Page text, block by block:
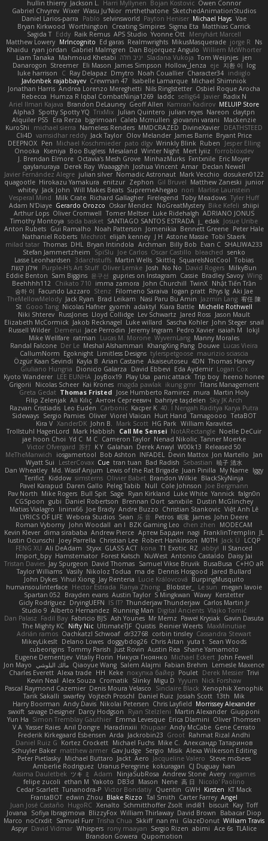
hullin thierry Jackson L. Harri Myllynen Bojan Kostovic Owen Connor
Gabriel Chvyrev Wixer Wasu Ju'Nior mrthethatone SketchedAnimationStudios
Daniel Larios-parra
Pablo selvinsworld Payton Heniser Michael Hays Vae
Bryan Kirkwood Worthington Creating Simpires Sigma Eta Matthias Carrick
Sagida T Eddy Raik Remus APS Studio Yvonne Ott Menyhárt Marcell
Matthew Lowery MrIncognito Ed garas Realmwrights MikusMasquerade jorge R
Ns
Khaidu ryan jordan Gabriel Malmgren Dan Bojorquez Angulo Williem McWhorter
Liam Tanaka
Mahmoud Khetabi יניב חלה Sladana Vukoja Tom Weijnjes jen
Danarogon Streemer Eli Mason James Simpson Hollow_Jenza eje 지환 이 log
luke harrison
C Ray Delapaz Dmytro Noah Couallier Character34 indiiglo
Javlonbek rajabbayev Crewman 47 Isabelle Lamarque Michael Shimniok
Jonathan Harris Andrea Lorenzo Mereghetti Nils Ringlstetter Osbiel Roque Arocha
Rebecca Humza R Iqbal CombatNinja1269 laddc sellig64 Javier Radix N
Ariel Ilmari Kajava Brandon DeLauney Geoff Allen Kamran Kadirov MELUIP Store
Alpha3 Spotty Spotty YQ TrixMix Julian Quintero julian reyes Nareon claytpn
Alquiler PS5
Era Rerza bjgrimoari Caleb Mcmullen giovanni varani
Mackenzie
KuroShi
michael sierra Nameless Renders MMDCRAZED DivineXavier DEATHSTEED
Cli4D vamsidhar reddy Jack Taylor Olov Melander James Barrie Bryant Price
DEEPNOX Pen Michael Koschmieder pato dlgv Wrinkly Blink Ruben
Jesper Elling
Onooka
Kseniya Boo Bugless Mesaland Winter Night Mert İyiiz forrobloxdev
J. Brendan Elmore Octavia's Mesh Grove MinhazMurks Fxntxnile Eric Moyer
qaylanuraya
Derek Ray Waaagghh Joshua Vincent Amar Declan Newell
Javier Fernández Alegre julian silver Nomadic Astronaut Mark Vecchio dosuken0122
quagootle Hirokazu Yamakura enitzur Zephon Gil Bruvel Matthew Zaneski junior
whitey Jack John Will Makes Beats SupremeAhegao nori
Marlise Launstein
Vesperal Mind
Milk Crate Richard Gallagher Firelegend Toby Meadows Tyler Huff
Adam N'Diaye Gerardo Orozco Oskar Mendez NoGreatMystery Bike Kefeli shiipi
Arthur Lops Oliver Cromwell Tomer Meltser Luke Ridehalgh ADRIANO JONUS
Timothy Montoya soda basket SANTIAGO SANTOS ESTRADA j_ edak Josue Uribe
Anton Rubets Gui Ramalho Noah Patterson Jomenikia Bennett Greene Peter Hale
Nathaniel Roberts Mechrot elijah kenney J H Astone Massie Tobi Staerk
milad tatar Thomas DHL Bryan Intindola Archman Billy Bob Evan C SHALIWA233
Stefan Jammertzheim
SpiSlu Joe Carlos Oscar Castillo bleached senko
Lasse Leonhardsen
3darchstuffs Martin Wells Skittlq SquareIsNotCool Tobias
אילון קשת
Purple-H's Art Stuff Oliver Lemke Josh No No David Rogers MilkyBun
Eddie Benton Sam Biggins 윤구선 gupries on Instagram Cassie Bradley Savoy Wing
Beehhhh112
Chikato 710 imma zamora John Churchill TwinX Nhật Tiến Trần
승하 이 Facundo Lazzaro Stenz Filomeno Saraiva logan pratt Rhys lg Aki Jae
TheMellowMelody Jack Ryan Brad Leikam Nasi Paru Bu Amin Jazmin Lang 宥任 陳
St Gooo Tang Nicolas Hafner gyomh adaktyl Kiara Battle Michelle Rothwell
Niki Shterev RussJones Lloyd Collidge Lev Schwartz Jared Ross Jason Mault
Elizabeth McCormick Jakob Recknagel Luke willard Sascha Kohler John Steger snail
Russell Wilder Demerui Jace Perrodin Jeremy Ingram Pedro Xavier isaiah M
lokjl
Mike Wellfare ratman Lucas M. Morone WyvernLang Manny Morales
Randal Falcone Der Le Meshal Alshammari KhangXing Pang Douwe Lucas Vieira
CallumNorm Egoknight Limitless Designs tylerspetgoose maurizio sciascia
Özgür Kaan Sevindi Kayla B Arian Castane Akaiseutoseu 4DN Thomas Harvey
Giuliano Hungria Dionicio Galarza David Ebbevi Eda Aydemir Logan Cox
Kyoto Wanderer LEE EUNHA JoyBox19 Play Usa panic attack Trip boy heeno honee
Grigorii
Nicolas Scheer Kai Krones magda pawlak ikung gmr Titans Management
Greta Gedat Thomas Fristed Jose Humberto Ramirez mura Martin Holy
Filip Zelenjak Ali Kılıç Антон Сергеевич bahriye taşdelen Sky JK Arch
Razvan Cristiadis Leo Euden Carbonic Kacper K 40. I Nengah Raditya Karya Putra
Sideways Sergio Pamies Oliver Viorel Vlaican Hurt Hand Tamagoooo TetaBOT
Kira V XanderDK John B. Mark Scott HG Park William Karavites
Trollstuhl HagenLord Mark Habbish Call Me Sensei NotARectangle Noelle DeCuir
jae hoon Choi Yd C M C Cameron Taylor Nenad Nikolic Tanner Moerke
Victor Ofvergard 苏打 K Y Galahan Derek Anwyl W00k13 Released 50
MeTheManwich
iosgamertool Bob Ashton INFADEL Devin Mattox Jon Martello
Jan
Wyatt Sui
LesterCovax Cue tran tuan Bad Radish Sebastian 暁子 清水
Dan Wheatley Md. Wasif Anjum Lewis of the Rat Brigade Juan Pinilla My Name Iggy
Terifict Kiddow simsterns Olivier Babet Brandon Wilkie BlackSkyNinja
Pavel Karapud Daren Gallo Peleg Tabib Null Cole Johnson Joe Bergmann
Pav North Mike Rogers Bull Spit Sage Ryan Kirkland Luke White Yannick falgn0n
CGSpoon gubi Daniel Robertson Brennan Oort sanxbile Dustin McGlinchey
Matias Vialagro
lininx66 Joe Brady Andre Buzzo Christian Stankovic Việt Anh Lê
LYRICS OF LIFE Webora Studios Sean 乐 音 Petros 眠瓏 James John Deere
Roman Vyborny John Woodall an l BZK Gaming Leo chen zhen
MODECAM
Kevin Klever dima sirababa Andrew Pierce Артем Бардин nagi FranklinTremplin JL
Iustin Ocunschi
Joey Parrella Christian Lee Robert Hankinson M0TH Jack Ü
LCQP
FENG XU Ali DeAdam Styxx GLASS ACT kona T1 Exotic RZ abby! ll Stanced
Import_bpy Hamsternator Forest Katsch NuWest Antonio Castaldo Daisy Jai
Tristan Davies Jay Spurgeon David Thomas Samuel Vikse Bruvik BusaBusa C+HO aR
Taylor Williams Vasily Nikoloz Todua ma de Dennis Hosgood
Jared Bullard
John Dykes Yihui Xiong Jay Renteria Lucie Královcová BurpingMusquito
humansoulinterface Hector Estrada Ranya Zhong _Blobster_ Le sun
megan lavoie
Spartan 052
Brayden evans Austin Taylor S Mingkwan Wawy Kerstetter
Gicly Rodríguez DryingUEFN IS IT? Thunderjaw Thunderjaw Carlos Martin Jr
Studio 9 Alberto Hernandez Running Man Digital Ancients Vlajko Tomić
Dan Palasz Fadil Bay Fabricio BJS Ash Younes Mr Memz Paweł Krysiak Gavin Dasuta
The Mighty KC Nifty Nic UltimateTJF Quistis Reinier Weerts MaxMinutiae
Adrián ramos Oachkatzl Schwoaf dr32768 corbin tinsley Cassandra Stewart
MikeyLikesIt Delano Lowes doggybdog26 Chris Aitan yuta t Sean Woods
cubeorigins Tommy Parish Just Rovin Austin Rea Shane Yamamoto
Eugene Dementjev Vitaliy Florin Никуся Гноянко Michael Eckert John Fewell
Jon Mayo مالك البلوشي Qiaoyue Wang Salem Alajmi Fabian Brehm
Lemesle Maxence
Charles Everett Alexa trade HH Keke покупка байер Poulet Derek Messier Trivi
Kevin Neal Alex Souza Cromatik Slinky Migu D Yyyum Nick Forshaw
Pascal Raymond Cazemier Denis Moura Velasco Sinclaire Black Xenophik Xenophik
Tarik Sakalli swarfey Vojtech Proschl Daniel Ruiz Josiah Scott 13th
Mik
Harry Boorman Andy Davis Nikolai Petersen Chris Layfield Morrissey Alexander
swxift savage Designer Darcy Hodgson Ryan Stelzleni Martin Alexander Giupponi
Yun Ha Simon Tremblay Gauthier Emma Levesque Erica Dlamini Oliver Thomsen
V A Yasser Raies Anil Dongre Haradinxiii Khupaar Andy McCabe Gene Cerrato
Frederik Kirkegaard Esbensen Arda Jackrobin23 Groot Rahmat Rizal Andhi
Daniel Ruiz G Kortez Crockett Michael Fuchs Mike C.
Александр Татаринов
Schuyler Baker matthew armer Gav Judge Sergio Misik Alexa Wilkerson Editing
Peter Pietlasky Michael Buttaro Jackt Aero Jacqueline Valero
Steve mcbees
Amberlie Rodriguez Uranus Peregrine kokuragari CJ Duguay Ivan
Assima Dauletbek ツキ ミ Adam NinjaSubRosa Andrew Stone Avery rwgames
felipe zucoli ethan M Yakoto DB3d Mason Nene 高 日 Nicolo' Paolino
Cedar Scarlett Tunanodra-P Victor Bondatiy Quentin GWH Kirsten KT Mack
FrantaBOT edwin Zhou Blake Rizzo Tal Smith Carter Farrey Angel
Juan José Castaño HugoRC Xenalto Schmitthoffer Zsolt indi81 biscuit Kay Toff
Jovana
Sofiya Ibragimova BlizzyFox William Thirlaway David Brown
Babacar Diop
Marco noCrxdit Samuel Furr Trisha Chua Skkiff nan mi GlazeDonut William Travis
Aspyr David Vidmar Whispers rony maayan Sergio Rizen abimi Ace 6s TLAlice
Brandon Gowera Qupomotion